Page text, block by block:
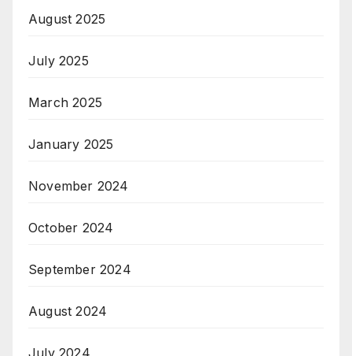
August 2025
July 2025
March 2025
January 2025
November 2024
October 2024
September 2024
August 2024
July 2024